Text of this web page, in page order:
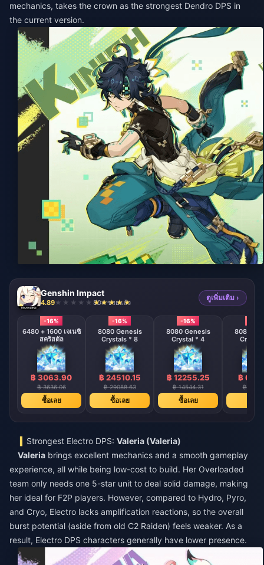
mechanics, takes the crown as the strongest Dendro DPS in
the current version.
Genshin Impact
4.89 804 ขายแล้ว
ดูเพิ่มเติม ›
-16%
6480 + 1600 เจเนซิ
สคริสตัล
฿ 3063.90
฿ 3636.06
ซื้อเลย
-16%
8080 Genesis
Crystals * 8
฿ 24510.15
฿ 29088.63
ซื้อเลย
-16%
8080 Genesis
Crystal * 4
฿ 12255.25
฿ 14544.31
ซื้อเลย
8080
Crystal
฿
฿
Strongest Electro DPS:Valeria (Valeria)
Valeria brings excellent mechanics and a smooth gameplay
experience, all while being low-cost to build. Her Overloaded
team only needs one 5-star unit to deal solid damage, making
her ideal for F2P players. However, compared to Hydro, Pyro,
and Cryo, Electro lacks amplification reactions, so the overall
burst potential (aside from old C2 Raiden) feels weaker. As a
result, Electro DPS characters generally have lower presence.